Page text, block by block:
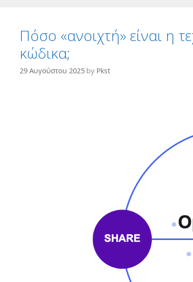
Πόσο «ανοιχτή» είναι η
κώδικα;
29 Αυγούστου 2025 by Pkst